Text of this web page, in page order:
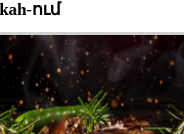
ում